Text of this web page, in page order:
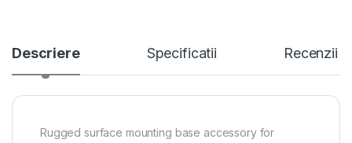
Descriere Specificatii Recenzii
Rugged surface mounting base accessory for